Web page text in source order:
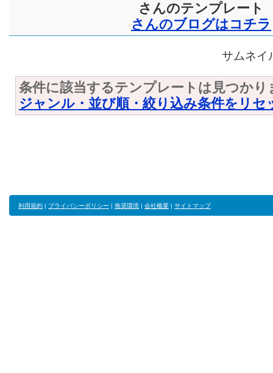
さんのテンプレート
さんのブログはコチラ
サムネイ
条件に該当するテンプレートは見つかり
ジャンル・並び順・絞り込み条件をリセ
利用規約 | プライバシーポリシー | 推奨環境 | 会社概要 | サイトマップ